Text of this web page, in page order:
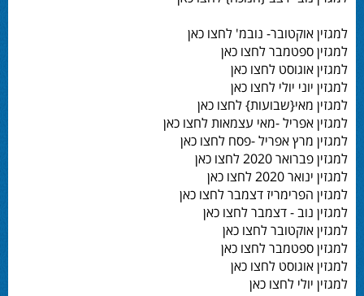
למגזין אוקטובר- נובמ' לחצו כאן
למגזין ספטמבר לחצו כאן
למגזין אוגוסט לחצו כאן
למגזין יוני יולי לחצו כאן
למגזין מאי{שבועות} לחצו כאן
למגזין אפריל -מאי עצמאות לחצו כאן
למגזין מרץ אפריל -פסח לחצו כאן
למגזין פברואר 2020 לחצו כאן
למגזין ינואר 2020 לחצו כאן
למגזין הפרימריז דצמבר לחצו כאן
למגזין נוב - דצמבר לחצו כאן
למגזין אוקטובר לחצו כאן
למגזין ספטמבר לחצו כאן
למגזין אוגוסט לחצו כאן
למגזין יולי לחצו כאן